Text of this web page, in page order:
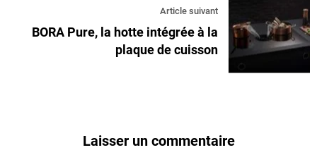
Article suivant
BORA Pure, la hotte intégrée à la
plaque de cuisson
Laisser un commentaire